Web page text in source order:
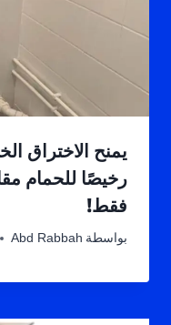
يمنح الاختراق
فقط!
بواسطة Abd Rabbah